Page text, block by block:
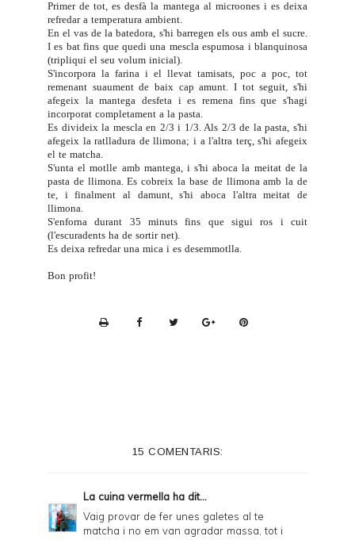
Primer de tot, es desfà la mantega al microones i es deixa
refredar a temperatura ambient.
En el vas de la batedora, s'hi barregen els ous amb el sucre.
I es bat fins que quedi una mescla espumosa i blanquinosa
(tripliqui el seu volum inicial).
S'incorpora la farina i el llevat tamisats, poc a poc, tot
remenant suaument de baix cap amunt. I tot seguit, s'hi
afegeix la mantega desfeta i es remena fins que s'hagi
incorporat completament a la pasta.
Es divideix la mescla en 2/3 i 1/3. Als 2/3 de la pasta, s'hi
afegeix la ratlladura de llimona; i a l'altra terç, s'hi afegeix
el te matcha.
S'unta el motlle amb mantega, i s'hi aboca la meitat de la
pasta de llimona. Es cobreix la base de llimona amb la de
te, i finalment al damunt, s'hi aboca l'altra meitat de
llimona.
S'enforna durant 35 minuts fins que sigui ros i cuit
(l'escuradents ha de sortir net).
Es deixa refredar una mica i es desemmotlla.
Bon profit!
i
15 COMENTARIS:
La cuina vermella ha dit...
Vaig provar de fer unes galetes al te
matcha i no em van agradar massa, tot i